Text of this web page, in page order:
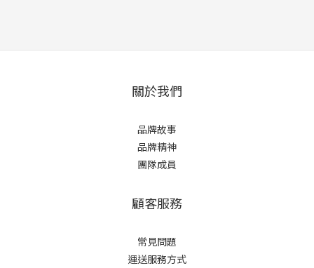
關於我們
品牌故事
品牌精神
團隊成員
顧客服務
常見問題
運送服務方式